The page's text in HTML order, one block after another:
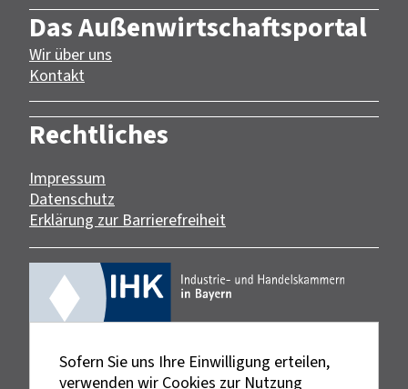
Das Außenwirtschaftsportal
Wir über uns
Kontakt
Rechtliches
Impressum
Datenschutz
Erklärung zur Barrierefreiheit
Sofern Sie uns Ihre Einwilligung erteilen,
verwenden wir Cookies zur Nutzung